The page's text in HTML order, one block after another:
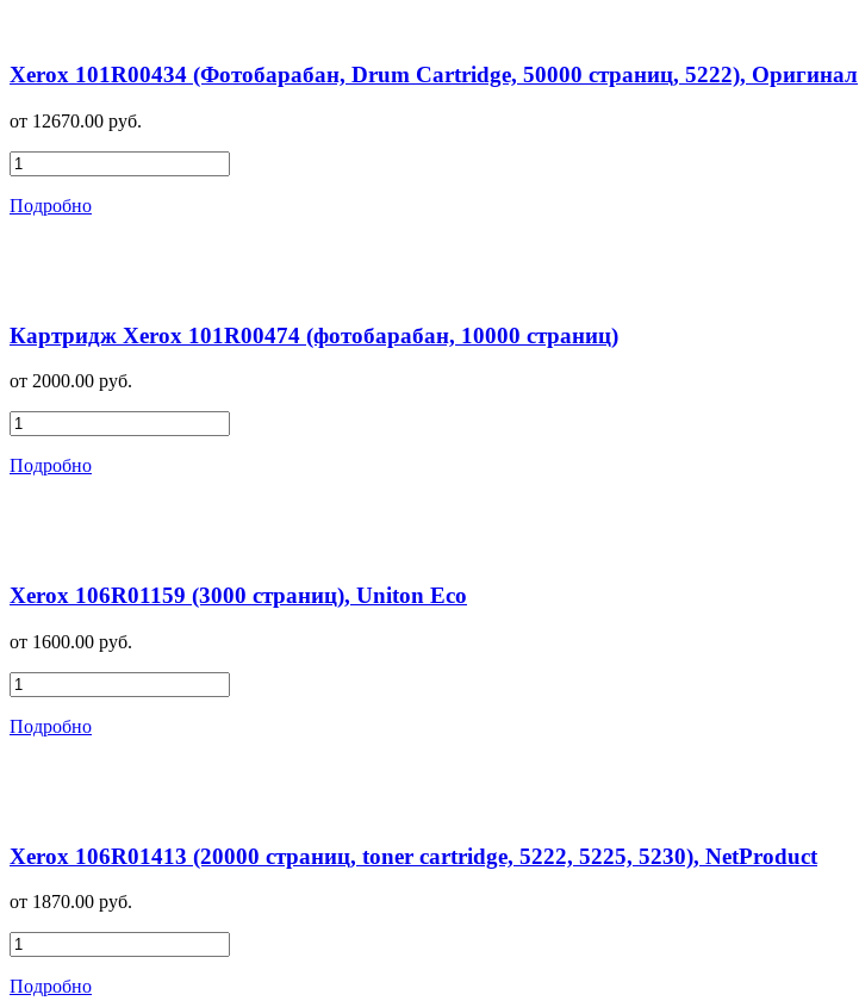
Xerox 101R00434 (Фотобарабан, Drum Cartridge, 50000 страниц, 5222), Оригинал
от 12670.00 руб.
Подробно
Картридж Xerox 101R00474 (фотобарабан, 10000 страниц)
от 2000.00 руб.
Подробно
Xerox 106R01159 (3000 страниц), Uniton Eco
от 1600.00 руб.
Подробно
Xerox 106R01413 (20000 страниц, toner cartridge, 5222, 5225, 5230), NetProduct
от 1870.00 руб.
Подробно